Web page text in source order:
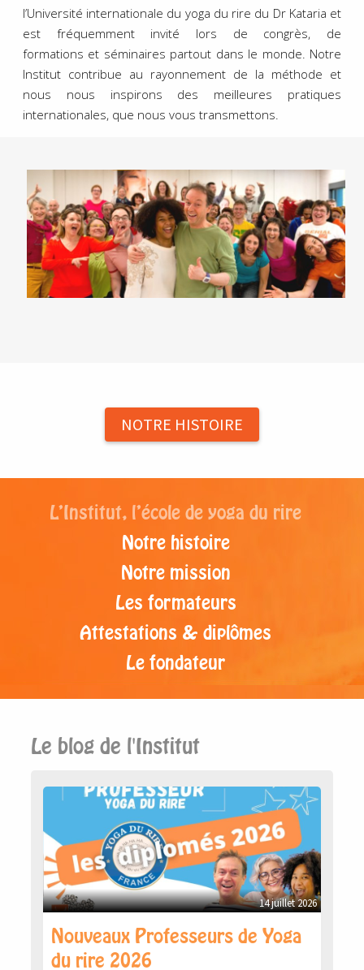
l’Université internationale du yoga du rire du Dr Kataria et
est fréquemment invité lors de congrès, de
formations et séminaires partout dans le monde. Notre
Institut contribue au rayonnement de la méthode et
nous nous inspirons des meilleures pratiques
internationales, que nous vous transmettons.
NOTRE HISTOIRE
L’Institut, l’école de yoga du rire
Notre histoire
Notre mission
Les formateurs
Attestations & diplômes
Le fondateur
Le blog de l'Institut
14 juillet 2026
Nouveaux Professeurs de Yoga
du rire 2026